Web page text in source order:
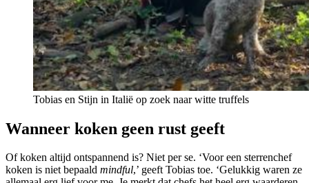
Tobias en Stijn in Italië op zoek naar witte truffels
Wanneer koken geen rust geeft
Of koken altijd ontspannend is? Niet per se. ‘Voor een sterrenchef
koken is niet bepaald mindful,’ geeft Tobias toe. ‘Gelukkig waren ze